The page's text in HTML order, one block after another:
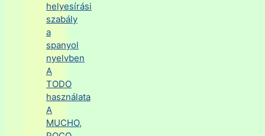
helyesírási
szabály
a
spanyol
nyelvben
A
TODO
használata
A
MUCHO,